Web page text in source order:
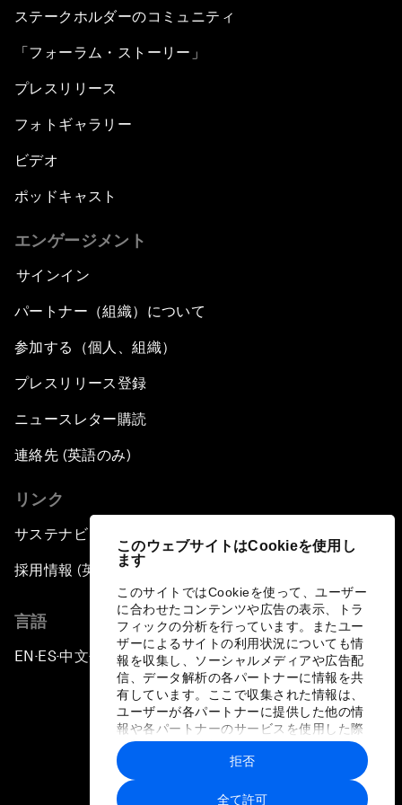
このウェブサイトはCookieを使用し
ます
このサイトではCookieを使って、ユーザー
に合わせたコンテンツや広告の表示、トラ
フィックの分析を行っています。またユー
ザーによるサイトの利用状況についても情
報を収集し、ソーシャルメディアや広告配
信、データ解析の各パートナーに情報を共
有しています。ここで収集された情報は、
ユーザーが各パートナーに提供した他の情
報や各パートナーのサービスを使用した際
に収集された情報と組み合わされ、各パー
トナーによって使用されることがありま
す。
全て許可
拒否
ステークホルダーのコミュニティ
「フォーラム・ストーリー」
プレスリリース
フォトギャラリー
ビデオ
ポッドキャスト
エンゲージメント
サインイン
パートナー（組織）について
参加する（個人、組織）
プレスリリース登録
ニュースレター購読
連絡先 (英語のみ)
リンク
サステナビリティへの取り組み
採用情報 (英語のみ)
言語
EN ▪ES▪中文▪ 日本語
プライバシーポリシーと利用規約